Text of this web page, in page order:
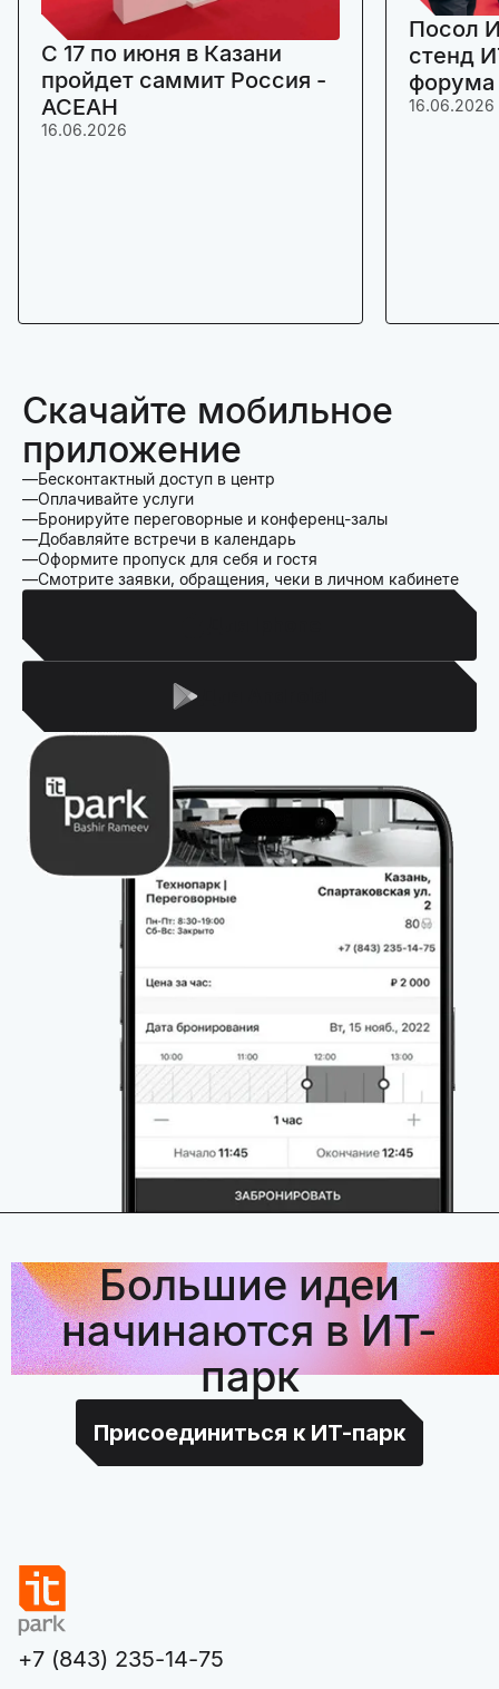
C 17 по июня в Казани
пройдет саммит Россия -
АСЕАН
16.06.2026
Посол
стенд
16.06.2026
Скачайте мобильное
приложение
Бесконтактный доступ в центр
Оплачивайте услуги
Бронируйте переговорные и конференц-залы
Добавляйте встречи в календарь
Оформите пропуск для себя и гостя
Смотрите заявки, обращения, чеки в личном кабинете
Большие идеи
начинаются в ИТ-
парк
Присоединиться к ИТ-парк
+7 (843) 235-14-75